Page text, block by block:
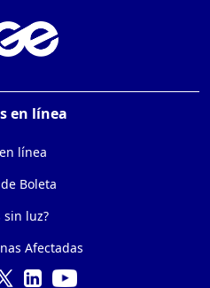
en línea
línea
Boleta
sin luz?
Afectadas